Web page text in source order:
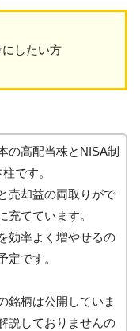
にしたい方
の高配当株とNISA制
です。
売却益の両取りがで
充てています。
効率よく増やせるの
定です。
銘柄は公開していま
説しておりませんの